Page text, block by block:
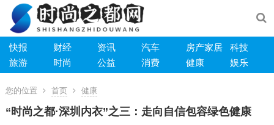
快报 财经 资讯 汽车 房产家居
科技
旅游
时尚 公益 消费 健康 娱乐
您的位置 首页 健康
“时尚之都·深圳内衣”之三：走向自信包容绿色健康